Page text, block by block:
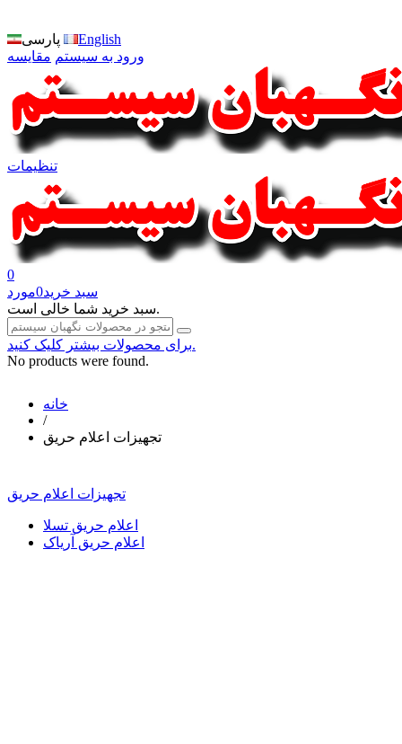
پارسی
English
ورود به سیستم مقایسه
تنظیمات
0
سبد خرید0مورد
سبد خرید شما خالی است.
برای محصولات بیشتر کلیک کنید.
No products were found.
خانه
/
تجهیزات اعلام حریق
تجهیزات اعلام حریق
اعلام حریق تسلا
اعلام حریق آریاک